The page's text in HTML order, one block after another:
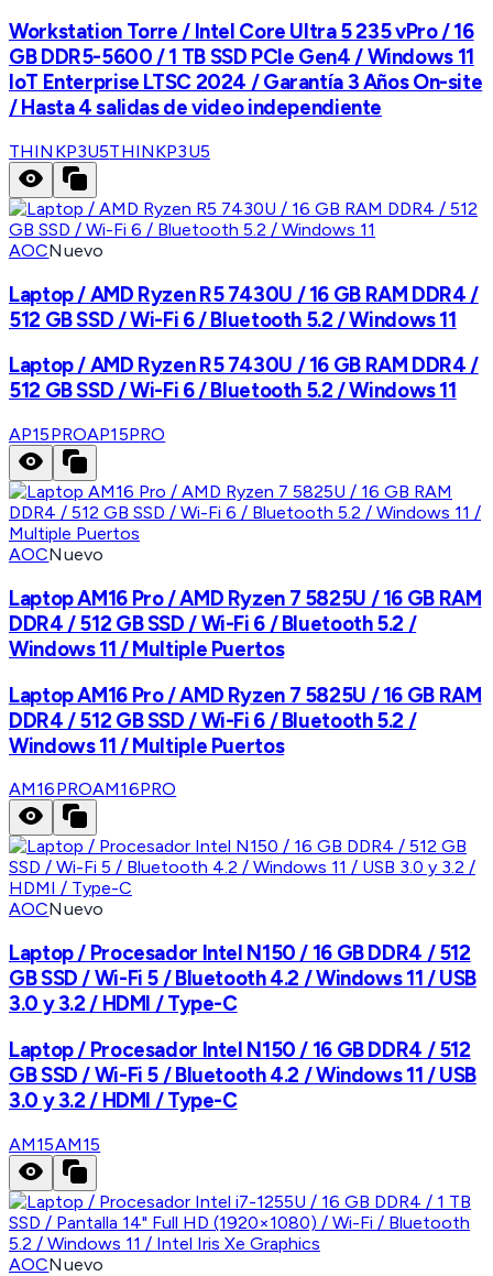
Workstation Torre / Intel Core Ultra 5 235 vPro / 16
GB DDR5-5600 / 1 TB SSD PCIe Gen4 / Windows 11
IoT Enterprise LTSC 2024 / Garantía 3 Años On-site
/ Hasta 4 salidas de video independiente
THINKP3U5THINKP3U5
AOCNuevo
Laptop / AMD Ryzen R5 7430U / 16 GB RAM DDR4 /
512 GB SSD / Wi-Fi 6 / Bluetooth 5.2 / Windows 11
Laptop / AMD Ryzen R5 7430U / 16 GB RAM DDR4 /
512 GB SSD / Wi-Fi 6 / Bluetooth 5.2 / Windows 11
AP15PROAP15PRO
AOCNuevo
Laptop AM16 Pro / AMD Ryzen 7 5825U / 16 GB RAM
DDR4 / 512 GB SSD / Wi-Fi 6 / Bluetooth 5.2 /
Windows 11 / Multiple Puertos
Laptop AM16 Pro / AMD Ryzen 7 5825U / 16 GB RAM
DDR4 / 512 GB SSD / Wi-Fi 6 / Bluetooth 5.2 /
Windows 11 / Multiple Puertos
AM16PROAM16PRO
AOCNuevo
Laptop / Procesador Intel N150 / 16 GB DDR4 / 512
GB SSD / Wi-Fi 5 / Bluetooth 4.2 / Windows 11 / USB
3.0 y 3.2 / HDMI / Type-C
Laptop / Procesador Intel N150 / 16 GB DDR4 / 512
GB SSD / Wi-Fi 5 / Bluetooth 4.2 / Windows 11 / USB
3.0 y 3.2 / HDMI / Type-C
AM15AM15
AOCNuevo